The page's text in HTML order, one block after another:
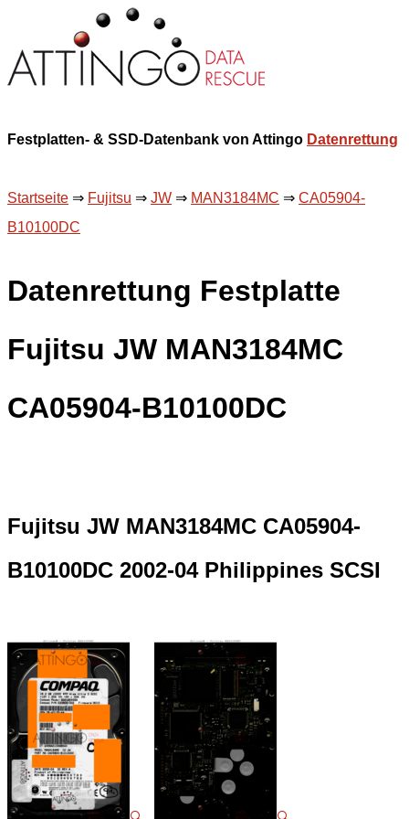
Festplatten- & SSD-Datenbank von Attingo Datenrettung
Startseite ⇒ Fujitsu ⇒ JW ⇒ MAN3184MC ⇒ CA05904-
B10100DC
Datenrettung Festplatte
Fujitsu JW MAN3184MC
CA05904-B10100DC
Fujitsu JW MAN3184MC CA05904-
B10100DC 2002-04 Philippines SCSI